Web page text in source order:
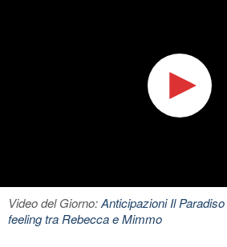
Video del Giorno:Anticipazioni Il
feeling tra Rebecca e Mimmo